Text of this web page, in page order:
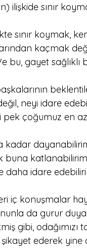
ilişkide sınır
sınır koymak,
kaçmak
bu, gayet sağlıklı
neyi idare
pek çoğumuz en
kadar
buna
daha idare
iç konuşmalar
da gurur
gibi,
ederek yine